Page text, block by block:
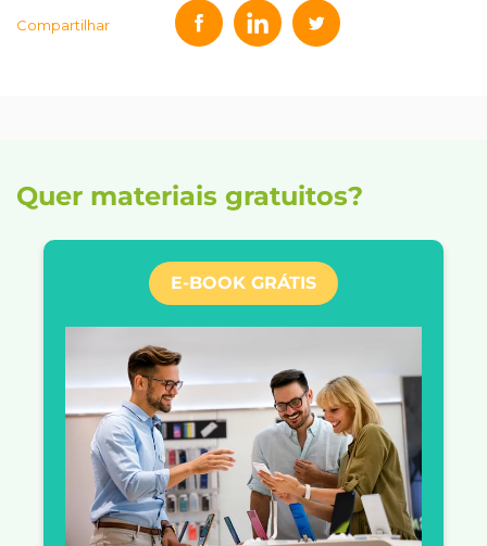
Compartilhar
Quer materiais gratuitos?
E-BOOK GRÁTIS